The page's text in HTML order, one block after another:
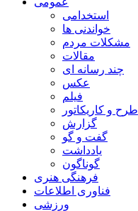
استخدامی
خواندنی ها
مشکلات مردم
مقالات
چند رسانه ای
عکس
فیلم
طرح و کاریکاتور
گزارش
گفت و گو
یادداشت
گوناگون
فرهنگی هنری
فناوری اطلاعات
ورزشی